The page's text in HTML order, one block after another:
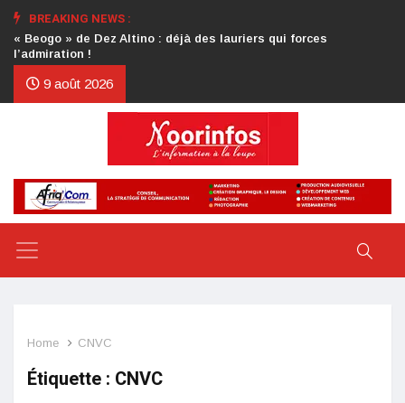
BREAKING NEWS :
Crise au CDP : l’authentification de la lettre du président
d’honneur toujours attendue
9 août 2026
Home CNVC
Étiquette : CNVC